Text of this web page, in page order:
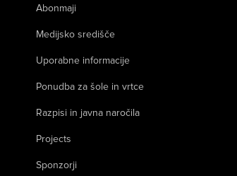
Abonmaji
Medijsko središče
Uporabne informacije
Ponudba za šole in vrtce
Razpisi in javna naročila
Projects
Sponzorji